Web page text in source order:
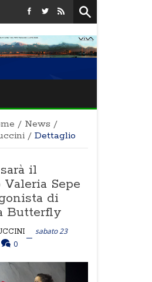
/ News /
/ Dettaglio
il
Valeria Sepe
di
Butterfly
sabato 23
0